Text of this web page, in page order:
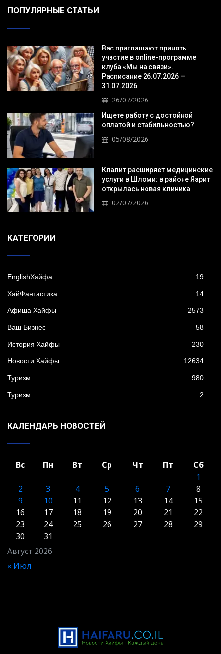
ПОПУЛЯРНЫЕ СТАТЬИ
Вас приглашают принять
участие в online-программе
клуба «Мы на связи».
Расписание 26.07.2026 —
31.07.2026
26/07/2026
Ищете работу с достойной
оплатой и стабильностью?
05/08/2026
Клалит расширяет медицинские
услуги в Шломи: в районе Яарит
открылась новая клиника
02/07/2026
KАТЕГОРИИ
EnglishХайфа 19
XайФантастика 14
Афиша Хайфы 2573
Ваш Бизнес 58
История Хайфы 230
Новости Хайфы 12634
Туризм 980
Туризм 2
КАЛЕНДАРЬ НОВОСТЕЙ
Август 2026
Вс Пн Вт Ср Чт Пт
Сб
1
2
3 4 5 6 7
8
9
10 11 12 13 14
15
16
17 18 19 20 21
22
23
24 25 26 27 28
29
30
31
« Июл